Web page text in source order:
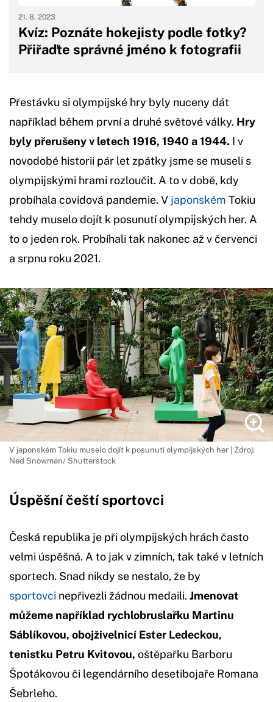
Kvíz: Poznáte hokejisty podle fotky?
Přiřaďte správné jméno k fotografii
21. 8. 2023
Přestávku si olympijské hry byly nuceny dát
například během první a druhé světové války. Hry
byly přerušeny v letech 1916, 1940 a 1944. I v
novodobé historii pár let zpátky jsme se museli s
olympijskými hrami rozloučit. A to v době, kdy
probíhala covidová pandemie. V japonském Tokiu
tehdy muselo dojít k posunutí olympijských her. A
to o jeden rok. Probíhali tak nakonec až v červenci
a srpnu roku 2021.
V japonském Tokiu muselo dojít k posunutí olympijských her | Zdroj:
Ned Snowman/ Shutterstock
Úspěšní čeští sportovci
Česká republika je při olympijských hrách často
velmi úspěšná. A to jak v zimních, tak také v letních
sportech. Snad nikdy se nestalo, že by
sportovci nepřivezli žádnou medaili. Jmenovat
můžeme například rychlobruslařku Martinu
Sáblíkovou, obojživelnicí Ester Ledeckou,
tenistku Petru Kvitovou, oštěpařku Barboru
Špotákovou či legendárního desetibojaře Romana
Šebrleho.